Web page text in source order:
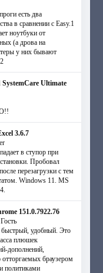
есть два
в сравнении с Easy.1
ноутбуки от
(а дрова на
у них бывают
SystemCare Ultimate
3.6.7
в ступор при
Пробовал
перезагрузки с тем
Windows 11. MS
151.0.7922.76
удобный. Это
плюшек
дополнений,
отторгаемых браузером
политиками